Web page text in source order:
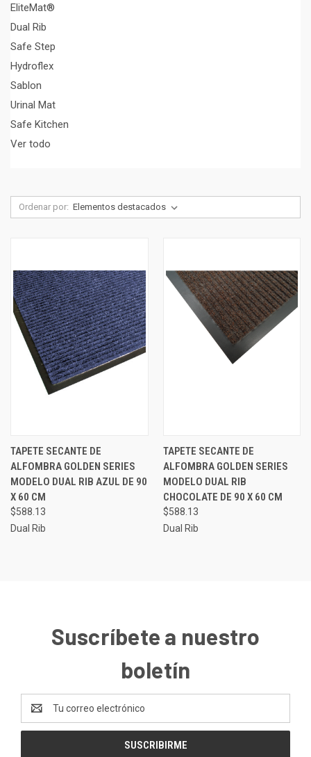
EliteMat®
Dual Rib
Safe Step
Hydroflex
Sablon
Urinal Mat
Safe Kitchen
Ver todo
Ordenar por:
TAPETE SECANTE DE
ALFOMBRA GOLDEN SERIES
MODELO DUAL RIB AZUL DE 90
X 60 CM
$588.13
Dual Rib
TAPETE SECANTE DE
ALFOMBRA GOLDEN SERIES
MODELO DUAL RIB
CHOCOLATE DE 90 X 60 CM
$588.13
Dual Rib
Suscríbete a nuestro
boletín
de
correo